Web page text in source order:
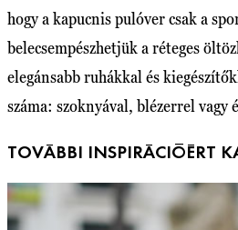
hogy a kapucnis pulóver csak a
belecsempészhetjük a réteges
elegánsabb ruhákkal és
száma: szoknyával, blézerrel
TOVÁBBI INSPIRÁCIÓÉRT